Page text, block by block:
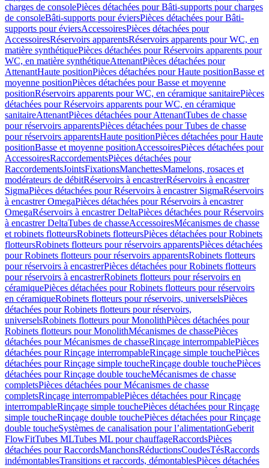
charges de consolePièces détachées pour Bâti-supports pour charges
de consoleBâti-supports pour éviersPièces détachées pour Bâti-
supports pour éviersAccessoiresPièces détachées pour
AccessoiresRéservoirs apparentsRéservoirs apparents pour WC, en
matière synthétiquePièces détachées pour Réservoirs apparents pour
WC, en matière synthétiqueAttenantPièces détachées pour
AttenantHaute positionPièces détachées pour Haute positionBasse et
moyenne positionPièces détachées pour Basse et moyenne
positionRéservoirs apparents pour WC, en céramique sanitairePièces
détachées pour Réservoirs apparents pour WC, en céramique
sanitaireAttenantPièces détachées pour AttenantTubes de chasse
pour réservoirs apparentsPièces détachées pour Tubes de chasse
pour réservoirs apparentsHaute positionPièces détachées pour Haute
positionBasse et moyenne positionAccessoiresPièces détachées pour
AccessoiresRaccordementsPièces détachées pour
RaccordementsJointsFixationsManchettesMamelons, rosaces et
modérateurs de débitRéservoirs à encastrerRéservoirs à encastrer
SigmaPièces détachées pour Réservoirs à encastrer SigmaRéservoirs
à encastrer OmegaPièces détachées pour Réservoirs à encastrer
OmegaRéservoirs à encastrer DeltaPièces détachées pour Réservoirs
à encastrer DeltaTubes de chasseAccessoiresMécanismes de chasse
et robinets flotteursRobinets flotteursPièces détachées pour Robinets
flotteursRobinets flotteurs pour réservoirs apparentsPièces détachées
pour Robinets flotteurs pour réservoirs apparentsRobinets flotteurs
pour réservoirs à encastrerPièces détachées pour Robinets flotteurs
pour réservoirs à encastrerRobinets flotteurs pour réservoirs en
céramiquePièces détachées pour Robinets flotteurs pour réservoirs
en céramiqueRobinets flotteurs pour réservoirs, universelsPièces
détachées pour Robinets flotteurs pour réservoirs,
universelsRobinets flotteurs pour MonolithPièces détachées pour
Robinets flotteurs pour MonolithMécanismes de chassePièces
détachées pour Mécanismes de chasseRinçage interrompablePièces
détachées pour Rinçage interrompableRinçage simple touchePièces
détachées pour Rinçage simple toucheRinçage double touchePièces
détachées pour Rinçage double toucheMécanismes de chasse
completsPièces détachées pour Mécanismes de chasse
completsRinçage interrompablePièces détachées pour Rinçage
interrompableRinçage simple touchePièces détachées pour Rinçage
simple toucheRinçage double touchePièces détachées pour Rinçage
double toucheSystèmes de canalisation pour l’alimentationGeberit
FlowFitTubes MLTubes ML pour chauffageRaccordsPièces
détachées pour RaccordsManchonsRéductionsCoudesTésRaccords
indémontablesTransitions et raccords, démontablesPièces détachées